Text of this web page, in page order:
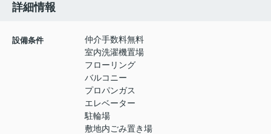
詳細情報
設備条件
仲介手数料無料
室内洗濯機置場
フローリング
バルコニー
プロパンガス
エレベーター
駐輪場
敷地内ごみ置き場